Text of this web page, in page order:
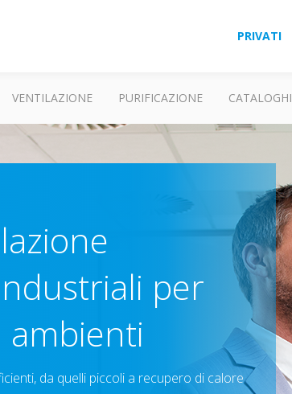
PRIVATI
VENTILAZIONE PURIFICAZIONE CATALOGHI
per
ambienti
da quelli piccoli a recupero di calore